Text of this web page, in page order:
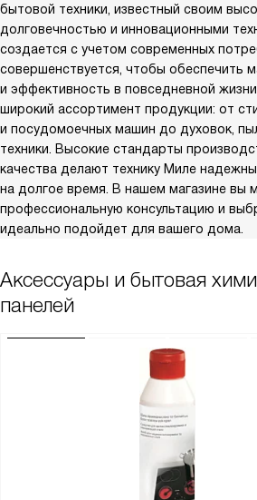
бытовой техники, известный своим
долговечностью и инновационными
создается с учетом современных
совершенствуется, чтобы обеспечить
и эффективность в повседневной
широкий ассортимент продукции: от
и посудомоечных машин до духовок,
техники. Высокие стандарты
качества делают технику Миле
на долгое время. В нашем магазине вы
профессиональную консультацию и
идеально подойдет для вашего дома.
Аксессуары и бытовая
панелей